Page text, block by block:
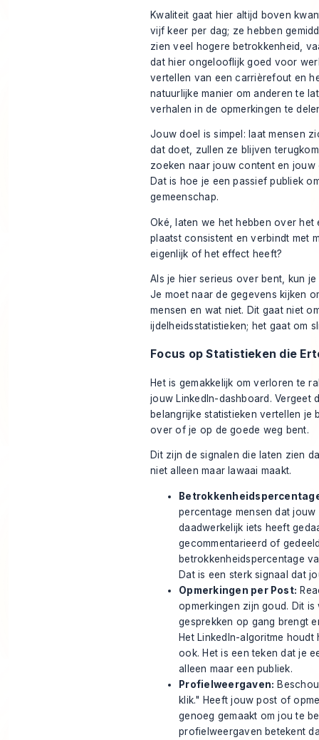
Kwaliteit gaat hier altijd boven
vijf keer per dag; ze hebben
zien veel hogere betrokkenheid,
dat hier ongelooflijk goed voor
vertellen van een carrièrefout en
natuurlijke manier om anderen te
verhalen in de opmerkingen te
Jouw doel is simpel: laat mensen
dat doet, zullen ze blijven
zoeken naar jouw content en
Dat is hoe je een passief publiek
gemeenschap.
Oké, laten we het hebben over
plaatst consistent en verbindt met
eigenlijk of het effect heeft?
Als je hier serieus over bent, kun
Je moet naar de gegevens kijken
mensen en wat niet. Dit gaat niet
ijdelheidsstatistieken; het gaat om
Focus op Statistieken die
Het is gemakkelijk om verloren te
jouw LinkedIn-dashboard. Vergeet
belangrijke statistieken vertellen je
over of je op de goede weg bent.
Dit zijn de signalen die laten zien
niet alleen maar lawaai maakt.
percentage mensen dat
daadwerkelijk iets heeft
gecommentarieerd of
betrokkenheidspercentage
Dat is een sterk signaal dat
Opmerkingen per Post:
opmerkingen zijn goud. Dit
gesprekken op gang brengt
Het LinkedIn-algoritme
ook. Het is een teken dat je
alleen maar een publiek.
Profielweergaven:
klik." Heeft jouw post of
genoeg gemaakt om jou te
profielweergaven betekent